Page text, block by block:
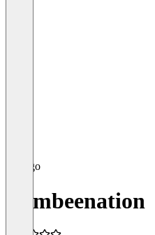
Combeenation